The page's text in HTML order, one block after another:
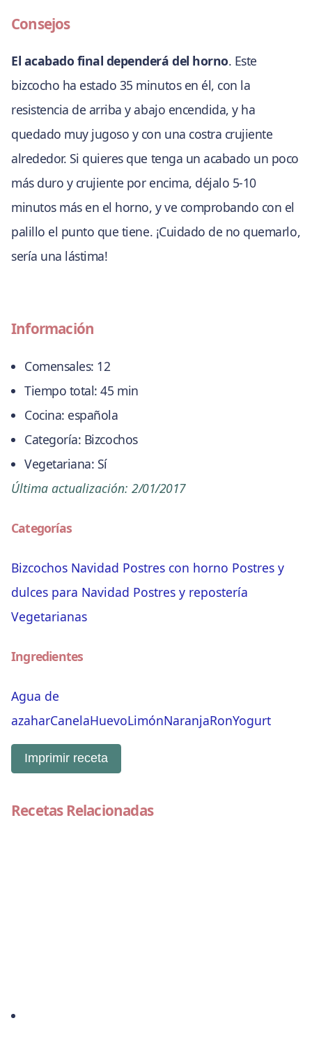
Consejos
El acabado final dependerá del horno. Este
bizcocho ha estado 35 minutos en él, con la
resistencia de arriba y abajo encendida, y ha
quedado muy jugoso y con una costra crujiente
alrededor. Si quieres que tenga un acabado un poco
más duro y crujiente por encima, déjalo 5-10
minutos más en el horno, y ve comprobando con el
palillo el punto que tiene. ¡Cuidado de no quemarlo,
sería una lástima!
Información
Comensales: 12
Tiempo total: 45 min
Cocina: española
Categoría: Bizcochos
Vegetariana: Sí
Última actualización: 2/01/2017
Categorías
Bizcochos Navidad Postres con horno Postres y
dulces para Navidad Postres y repostería
Vegetarianas
Ingredientes
Agua de
azaharCanelaHuevoLimónNaranjaRonYogurt
Imprimir receta
Recetas Relacionadas